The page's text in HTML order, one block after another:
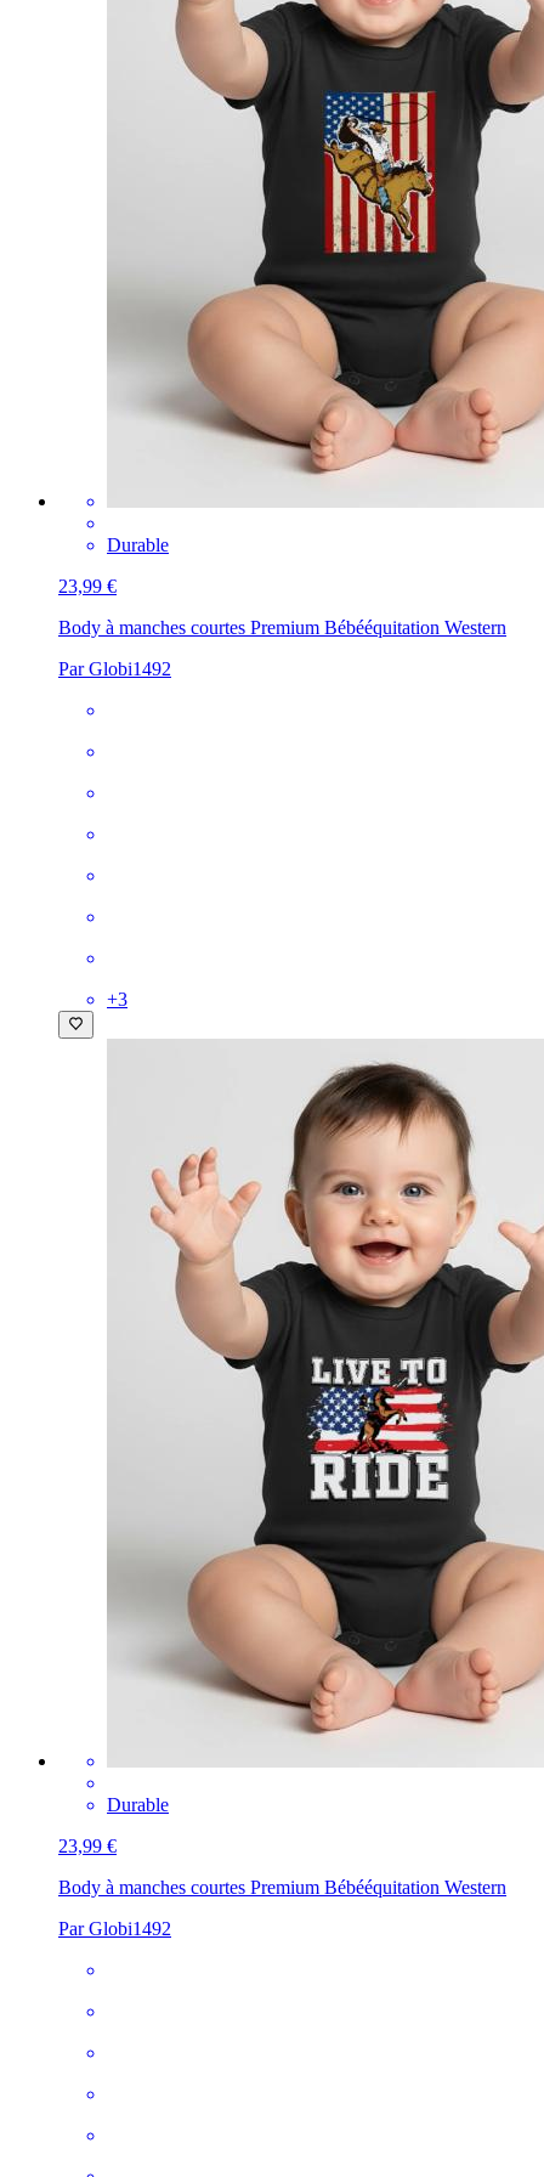
Durable
23,99 €
Body à manches courtes Premium Bébééquitation Western
Par Globi1492
+3
Durable
23,99 €
Body à manches courtes Premium Bébééquitation Western
Par Globi1492